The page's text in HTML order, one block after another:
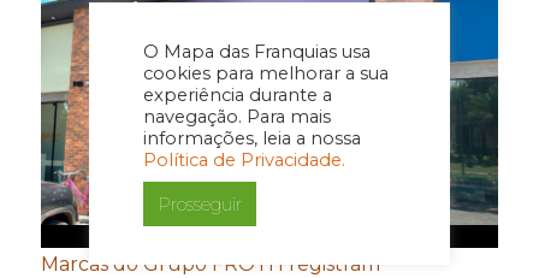
O Mapa das Franquias usa
cookies para melhorar a sua
experiência durante a
navegação. Para mais
informações, leia a nossa
Política de Privacidade.
Prosseguir
Marcas do Grupo FROTH registram